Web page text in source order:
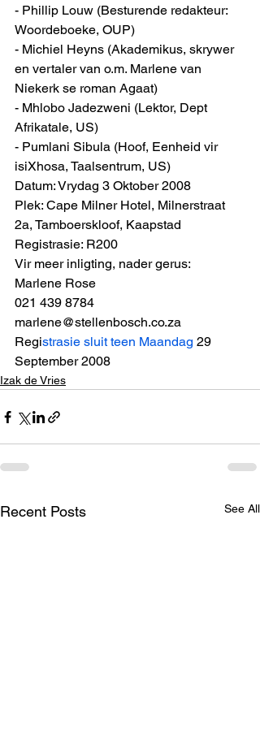
- Phillip Louw (Besturende redakteur:
Woordeboeke, OUP)
- Michiel Heyns (Akademikus, skrywer
en vertaler van o.m. Marlene van
Niekerk se roman Agaat)
- Mhlobo Jadezweni (Lektor, Dept
Afrikatale, US)
- Pumlani Sibula (Hoof, Eenheid vir
isiXhosa, Taalsentrum, US)
Datum: Vrydag 3 Oktober 2008
Plek: Cape Milner Hotel, Milnerstraat
2a, Tamboerskloof, Kaapstad
Registrasie: R200
Vir meer inligting, nader gerus:
Marlene Rose
021 439 8784
marlene@stellenbosch.co.za
Registrasie sluit teen Maandag 29
September 2008
Izak de Vries
Recent Posts See All